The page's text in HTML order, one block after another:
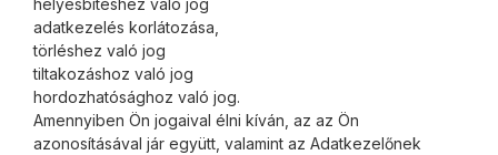
helyesbítéshez való jog
adatkezelés korlátozása,
törléshez való jog
tiltakozáshoz való jog
hordozhatósághoz való jog.
Amennyiben Ön jogaival élni kíván, az az Ön
azonosításával jár együtt, valamint az Adatkezelőnek